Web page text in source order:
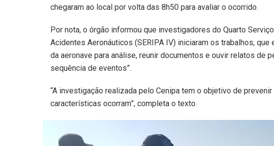
chegaram ao local por volta das 8h50 para avaliar o ocorrido.
Por nota, o órgão informou que investigadores do Quarto
Acidentes Aeronáuticos (SERIPA IV) iniciaram os trabalhos,
da aeronave para análise, reunir documentos e ouvir relatos de
sequência de eventos”.
“A investigação realizada pelo Cenipa tem o objetivo de
características ocorram”, completa o texto.